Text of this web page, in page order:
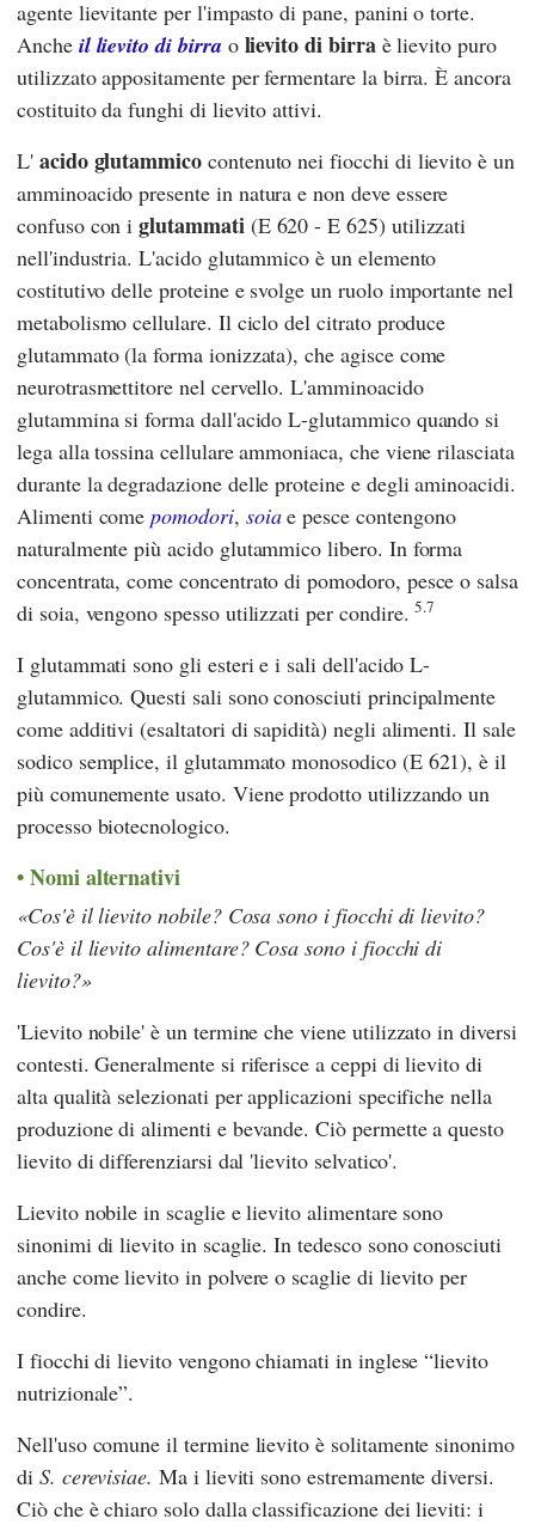
agente lievitante per l'impasto di pane, panini o torte.
Anche il lievito di birra o lievito di birraè lievito puro
utilizzato appositamente per fermentare la birra. È ancora
costituito da funghi di lievito attivi.
L' acido glutammicocontenuto nei fiocchi di lievito è un
amminoacido presente in natura e non deve essere
confuso con iglutammati (E 620 - E 625) utilizzati
nell'industria. L'acido glutammico è un elemento
costitutivo delle proteine e svolge un ruolo importante nel
metabolismo cellulare. Il ciclo del citrato produce
glutammato (la forma ionizzata), che agisce come
neurotrasmettitore nel cervello. L'amminoacido
glutammina si forma dall'acido L-glutammico quando si
lega alla tossina cellulare ammoniaca, che viene rilasciata
durante la degradazione delle proteine e degli aminoacidi.
Alimenti comepomodori, soiae pesce contengono
naturalmente più acido glutammico libero. In forma
concentrata, come concentrato di pomodoro, pesce o salsa
di soia, vengono spesso utilizzati per condire.5.7
I glutammati sono gli esteri e i sali dell'acido L-
glutammico. Questi sali sono conosciuti principalmente
come additivi (esaltatori di sapidità) negli alimenti. Il sale
sodico semplice, il glutammato monosodico (E 621), è il
più comunemente usato. Viene prodotto utilizzando un
processo biotecnologico.
Nomi alternativi
Cos'è il lievito nobile? Cosa sono i fiocchi di lievito?
Cos'è il lievito alimentare? Cosa sono i fiocchi di
lievito?
'Lievito nobile' è un termine che viene utilizzato in diversi
contesti. Generalmente si riferisce a ceppi di lievito di
alta qualità selezionati per applicazioni specifiche nella
produzione di alimenti e bevande. Ciò permette a questo
lievito di differenziarsi dal 'lievito selvatico'.
Lievito nobile in scaglie e lievito alimentare sono
sinonimi di lievito in scaglie. In tedesco sono conosciuti
anche come lievito in polvere o scaglie di lievito per
condire.
I fiocchi di lievito vengono chiamati in inglese “lievito
nutrizionale”.
Nell'uso comune il termine lievito è solitamente sinonimo
di S. cerevisiae. Ma i lieviti sono estremamente diversi.
Ciò che è chiaro solo dalla classificazione dei lieviti: i